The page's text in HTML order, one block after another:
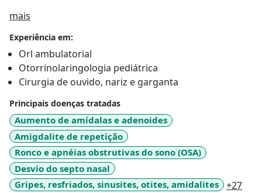
mais
Experiência em:
Orl ambulatorial
Otorrinolaringologia pediátrica
Cirurgia de ouvido, nariz e garganta
Principais doenças tratadas
Aumento de amídalas e adenoides
Amigdalite de repetição
Ronco e apnéias obstrutivas do sono (OSA)
Desvio do septo nasal
Gripes, resfriados, sinusites, otites, amidalites
+27